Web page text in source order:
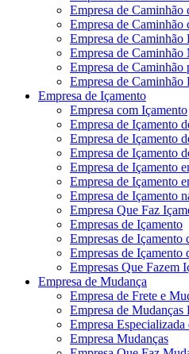
Empresa de Caminhão
Empresa de Caminhão
Empresa de Caminhão
Empresa de Caminhão
Empresa de Caminhão
Empresa de Caminhão
Empresa de Içamento
Empresa com Içamento
Empresa de Içamento
Empresa de Içamento
Empresa de Içamento
Empresa de Içamento
Empresa de Içamento
Empresa de Içamento
Empresa Que Faz
Empresas de Içamento
Empresas de Içamento
Empresas de Içamento
Empresas Que Fazem
Empresa de Mudança
Empresa de Frete e
Empresa de Mudanças
Empresa
Empresa Mudanças